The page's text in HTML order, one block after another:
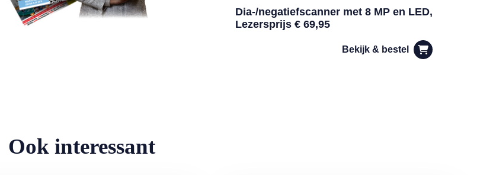
Dia-/negatiefscanner met 8 MP en LED,
Lezersprijs € 69,95
Bekijk & bestel
Ook interessant